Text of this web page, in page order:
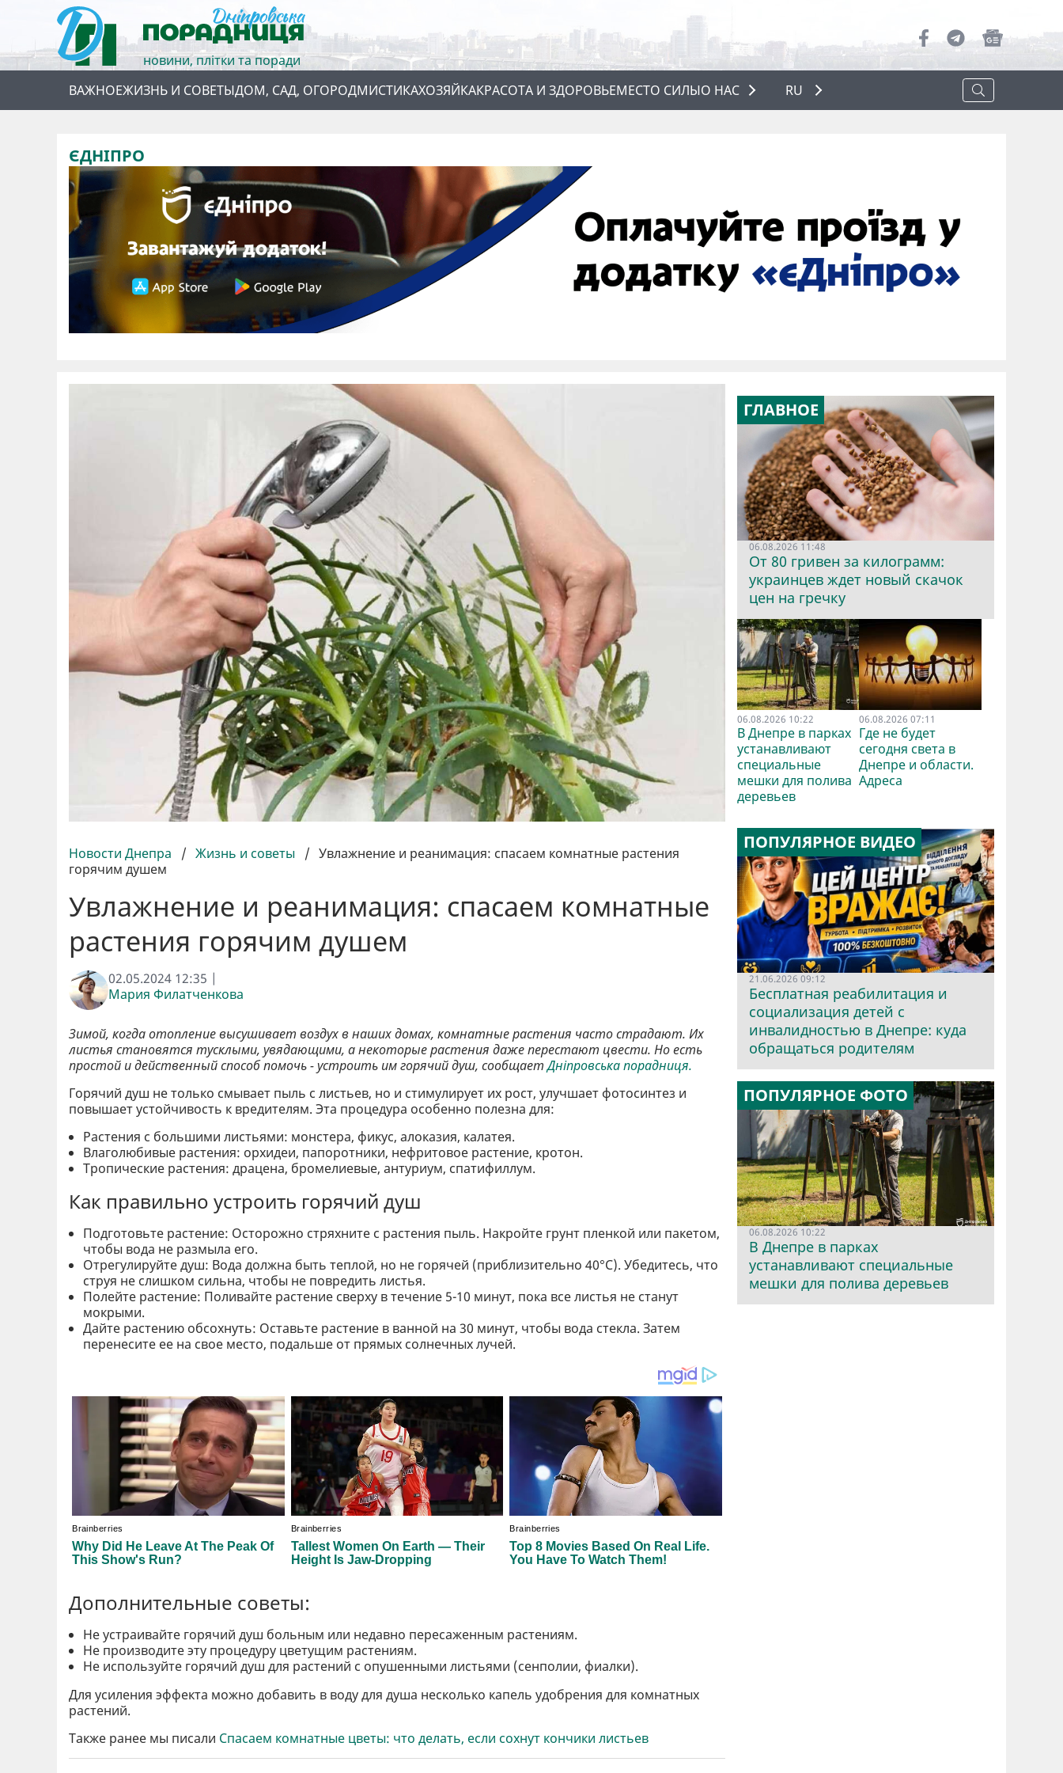
новини, плітки та поради
ВАЖНОЕЖИЗНЬ И СОВЕТЫДОМ, САД, ОГОРОДМИСТИКАХОЗЯЙКАКРАСОТА И ЗДОРОВЬЕМЕСТО СИЛЫО НАС
О НАС
RU
ЄДНІПРО
Новости Днепра / Жизнь и советы / Увлажнение и реанимация: спасаем комнатные растения
горячим душем
Увлажнение и реанимация: спасаем комнатные
растения горячим душем
02.05.2024 12:35 |
Мария Филатченкова
Зимой, когда отопление высушивает воздух в наших домах, комнатные растения часто страдают. Их
листья становятся тусклыми, увядающими, а некоторые растения даже перестают цвести. Но есть
простой и действенный способ помочь - устроить им горячий душ, сообщаетДніпровська порадниця.
Горячий душ не только смывает пыль с листьев, но и стимулирует их рост, улучшает фотосинтез и
повышает устойчивость к вредителям. Эта процедура особенно полезна для:
Растения с большими листьями: монстера, фикус, алоказия, калатея.
Влаголюбивые растения: орхидеи, папоротники, нефритовое растение, кротон.
Тропические растения: драцена, бромелиевые, антуриум, спатифиллум.
Как правильно устроить горячий душ
Подготовьте растение: Осторожно стряхните с растения пыль. Накройте грунт пленкой или пакетом,
чтобы вода не размыла его.
Отрегулируйте душ: Вода должна быть теплой, но не горячей (приблизительно 40°C). Убедитесь, что
струя не слишком сильна, чтобы не повредить листья.
Полейте растение: Поливайте растение сверху в течение 5-10 минут, пока все листья не станут
мокрыми.
Дайте растению обсохнуть: Оставьте растение в ванной на 30 минут, чтобы вода стекла. Затем
перенесите ее на свое место, подальше от прямых солнечных лучей.
Дополнительные советы:
Не устраивайте горячий душ больным или недавно пересаженным растениям.
Не производите эту процедуру цветущим растениям.
Не используйте горячий душ для растений с опушенными листьями (сенполии, фиалки).
Для усиления эффекта можно добавить в воду для душа несколько капель удобрения для комнатных
растений.
Также ранее мы писали Спасаем комнатные цветы: что делать, если сохнут кончики листьев
ГЛАВНОЕ
06.08.2026 11:48
От 80 гривен за килограмм:
украинцев ждет новый скачок
цен на гречку
06.08.2026 10:22
В Днепре в парках
устанавливают
специальные
мешки для полива
деревьев
06.08.2026 07:11
Где не будет
сегодня света в
Днепре и области.
Адреса
ПОПУЛЯРНОЕ ВИДЕО
21.06.2026 09:12
Бесплатная реабилитация и
социализация детей с
инвалидностью в Днепре: куда
обращаться родителям
ПОПУЛЯРНОЕ ФОТО
06.08.2026 10:22
В Днепре в парках
устанавливают специальные
мешки для полива деревьев